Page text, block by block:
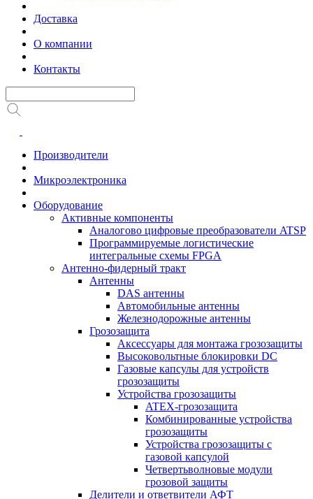
Доставка
О компании
Контакты
Производители
Микроэлектроника
Оборудование
Активные компоненты
Аналогово цифровые преобразователи ATSP
Программируемые логистические
интегральные схемы FPGA
Антенно-фидерный тракт
Антенны
DAS антенны
Автомобильные антенны
Железнодорожные антенны
Грозозащита
Аксессуары для монтажа грозозащиты
Высоковольтные блокировки DC
Газовые капсулы для устройств
грозозащиты
Устройства грозозащиты
ATEX-грозозащита
Комбинированные устройства
грозозащиты
Устройства грозозащиты с
газовой капсулой
Четвертьволновые модули
грозовой защиты
Делители и ответвители АФТ